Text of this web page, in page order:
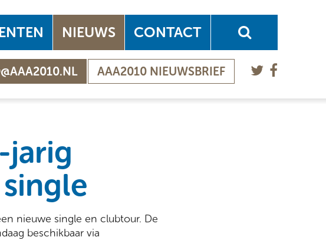
NIEUWS CONTACT
AAA2010 NIEUWSBRIEF
jarig
nieuwe single en clubtour. De
beschikbaar via